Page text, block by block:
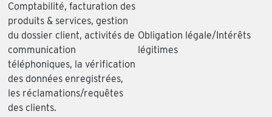
Comptabilité, facturation des
produits & services, gestion
du dossier client, activités de
communication
téléphoniques, la vérification
des données enregistrées,
les réclamations/requêtes
des clients.
Obligation légale/Intérêts
légitimes